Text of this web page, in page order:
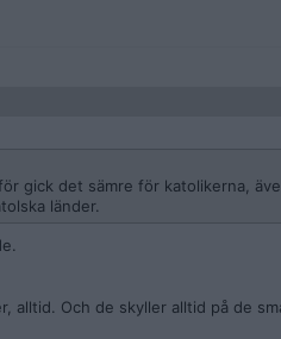
gick det sämre för katolikerna,
länder.
alltid. Och de skyller alltid på de